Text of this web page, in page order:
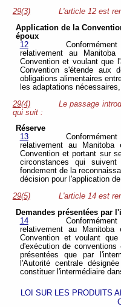
29(3)
L'article 12 est
Application de la
époux
12
relativement au
Convention et voulant que
Convention s'étende aux
obligations alimentaires
les adaptations
29(4)
Le passage
qui suit :
Réserve
13
relativement au
Convention et portant sur
circonstances qui
fondement de la
décision pour l'application
29(5)
L'article 14 est
Demandes présentées par
14
relativement au
Convention et voulant
d'exécution de
présentées que par
l'Autorité centrale
constituer l'intermédiaire
LOI SUR LES PRODUITS